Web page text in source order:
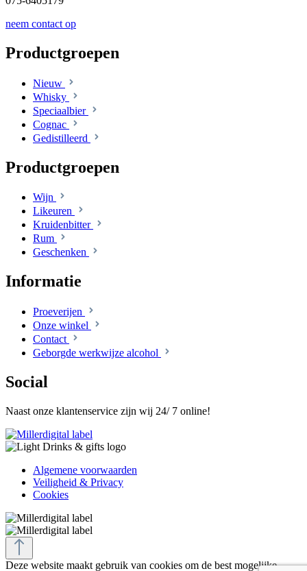
neem contact op
Productgroepen
Nieuw
Whisky
Speciaalbier
Cognac
Gedistilleerd
Productgroepen
Wijn
Likeuren
Kruidenbitter
Rum
Geschenken
Informatie
Proeverijen
Onze winkel
Contact
Geborgde werkwijze alcohol
Social
Naast onze klantenservice zijn wij 24/ 7 online!
Algemene voorwaarden
Veiligheid & Privacy
Cookies
Deze website maakt gebruik van cookies om de best mogelijke